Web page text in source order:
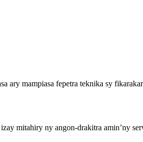
ary mampiasa fepetra teknika sy
mitahiry ny angon-drakitra amin’ny